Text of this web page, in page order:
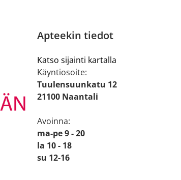
Apteekin tiedot
Katso sijainti kartalla
Käyntiosoite:
Tuulensuunkatu 12
21100 Naantali
Avoinna:
ma-pe 9 - 20
la 10 - 18
su 12-16